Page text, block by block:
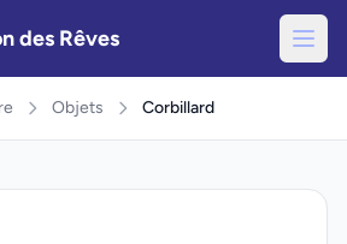
des Rêves
Objets Corbillard